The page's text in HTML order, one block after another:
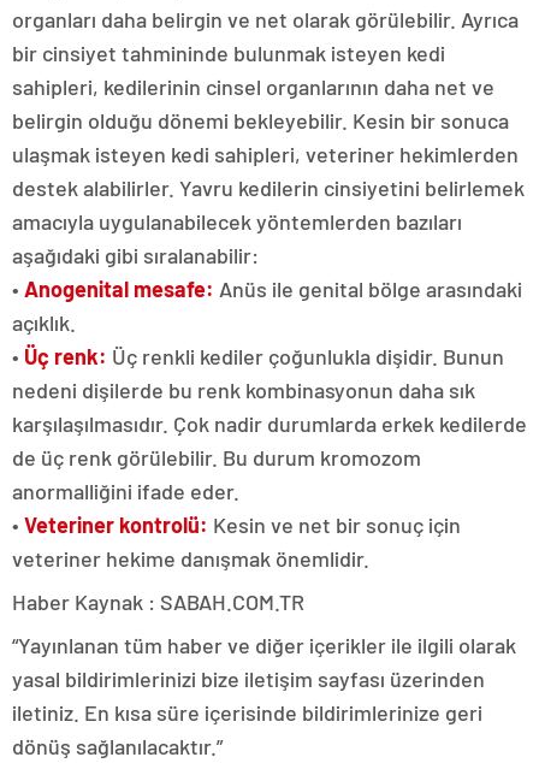
organları daha belirgin ve net olarak görülebilir. Ayrıca
bir cinsiyet tahmininde bulunmak isteyen kedi
sahipleri, kedilerinin cinsel organlarının daha net ve
belirgin olduğu dönemi bekleyebilir. Kesin bir sonuca
ulaşmak isteyen kedi sahipleri, veteriner hekimlerden
destek alabilirler. Yavru kedilerin cinsiyetini belirlemek
amacıyla uygulanabilecek yöntemlerden bazıları
aşağıdaki gibi sıralanabilir:
• Anogenital mesafe: Anüs ile genital bölge arasındaki
açıklık.
• Üç renk: Üç renkli kediler çoğunlukla dişidir. Bunun
nedeni dişilerde bu renk kombinasyonun daha sık
karşılaşılmasıdır. Çok nadir durumlarda erkek kedilerde
de üç renk görülebilir. Bu durum kromozom
anormalliğini ifade eder.
• Veteriner kontrolü: Kesin ve net bir sonuç için
veteriner hekime danışmak önemlidir.
Haber Kaynak : SABAH.COM.TR
“Yayınlanan tüm haber ve diğer içerikler ile ilgili olarak
yasal bildirimlerinizi bize iletişim sayfası üzerinden
iletiniz. En kısa süre içerisinde bildirimlerinize geri
dönüş sağlanılacaktır.”